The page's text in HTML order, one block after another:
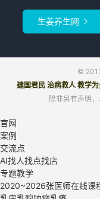
生姜养生网 
©
建国君民 治病救人 教学
除非另有声明
官网
案例
交流点
AI找人找点找店
专题教学
2020~2026张医师在线课